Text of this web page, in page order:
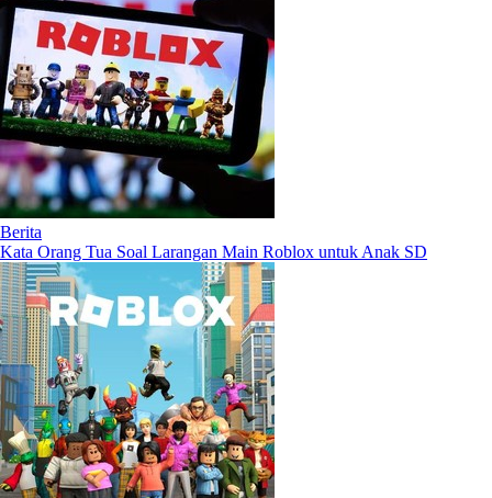
Berita
Kata Orang Tua Soal Larangan Main Roblox untuk Anak SD